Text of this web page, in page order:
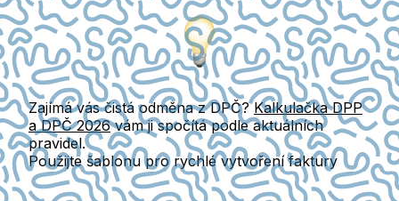
Zajímá vás čistá odměna z DPČ?Kalkulačka DPP
a DPČ 2026vám ji spočítá podle aktuálních
pravidel.
Použijte šablonu pro rychlé vytvoření faktury